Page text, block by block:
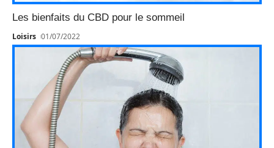
Les bienfaits du CBD pour le sommeil
Loisirs 01/07/2022